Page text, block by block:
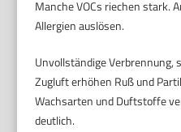
Manche VOCs riechen stark.
Allergien auslösen.
Unvollständige Verbrennung,
Zugluft erhöhen Ruß und
Wachsarten und Duftstoffe
deutlich.